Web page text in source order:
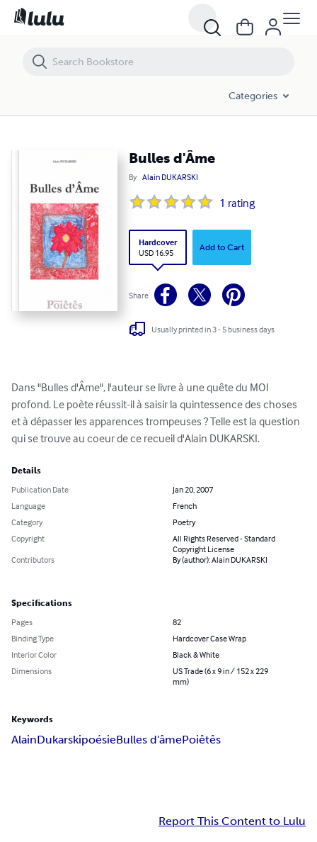
Categories
Bulles d'Âme
By Alain DUKARSKI
1 rating
Hardcover
USD 16.95
Add to Cart
Share
Usually printed in 3 - 5 business days
Dans "Bulles d'Âme", l'auteur se livre à une quête du MOI
profond. Le poète réussit-il à saisir la quintessence des choses
et à dépasser les apparences trompeuses ? Telle est la question
qui se trouve au coeur de ce recueil d'Alain DUKARSKI.
Details
Publication Date
Jan 20, 2007
Language
French
Category
Poetry
Copyright
All Rights Reserved - Standard
Copyright License
Contributors
By (author): Alain DUKARSKI
Specifications
Pages
82
Binding Type
Hardcover Case Wrap
Interior Color
Black & White
Dimensions
US Trade (6 x 9 in / 152 x 229
mm)
Keywords
AlainDukarskipoésieBulles d'âmePoiêtês
Report This Content to Lulu
Bulles d'Âme